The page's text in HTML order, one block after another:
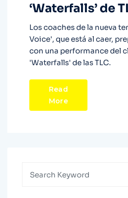
‘Waterfalls’ de
Los coaches de la nueva
Voice', que está al caer,
con una performance del
'Waterfalls' de las TLC.
Read
More